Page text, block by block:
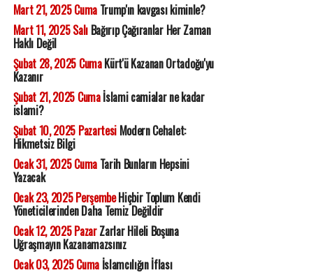
Mart 21, 2025 CumaTrump'ın kavgası kiminle?
Mart 11, 2025 SalıBağırıp Çağıranlar Her Zaman
Haklı Değil
Şubat 28, 2025 CumaKürt'ü Kazanan Ortadoğu'yu
Kazanır
Şubat 21, 2025 Cumaİslami camialar ne kadar
islami?
Şubat 10, 2025 PazartesiModern Cehalet:
Hikmetsiz Bilgi
Ocak 31, 2025 CumaTarih Bunların Hepsini
Yazacak
Ocak 23, 2025 PerşembeHiçbir Toplum Kendi
Yöneticilerinden Daha Temiz Değildir
Ocak 12, 2025 PazarZarlar Hileli Boşuna
Uğraşmayın Kazanamazsınız
Ocak 03, 2025 Cumaİslamcılığın İflası